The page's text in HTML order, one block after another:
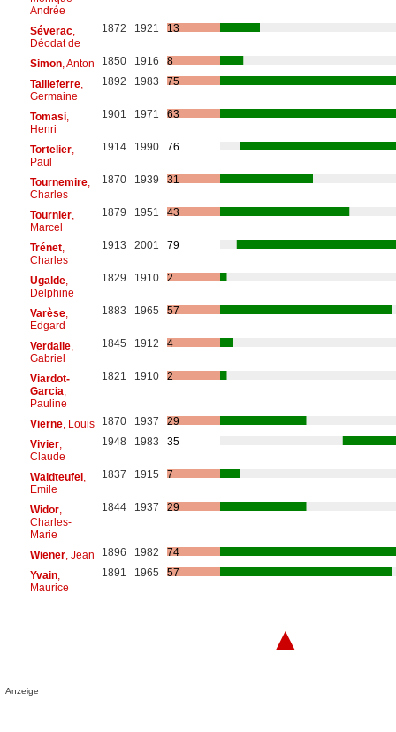
Andrée
Séverac,
Déodat de
1872 1921 13
Simon, Anton 1850 1916
8
Tailleferre,
Germaine
1892 1983 75
Tomasi,
Henri
1901 1971 63
Tortelier,
Paul
1914 1990 76
Tournemire,
Charles
1870 1939 31
Tournier,
Marcel
1879 1951 43
Trénet,
Charles
1913 2001 79
Ugalde,
Delphine
1829 1910 2
Varèse,
Edgard
1883 1965 57
Verdalle,
Gabriel
1845 1912 4
Viardot-
Garcia
Pauline
1821 1910 2
Vierne, Louis 1870 1937
29
Vivier,
Claude
1948 1983 35
Waldteufel,
Emile
1837 1915 7
Widor,
Charles-
Marie
1844 1937 29
Wiener, Jean 1896 1982
74
Yvain,
Maurice
1891 1965 57
▲
Anzeige